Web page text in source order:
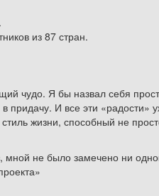
из 87 стран.
чудо. Я бы назвал себя
придачу. И все эти «радости»
жизни, способный не
не было замечено ни